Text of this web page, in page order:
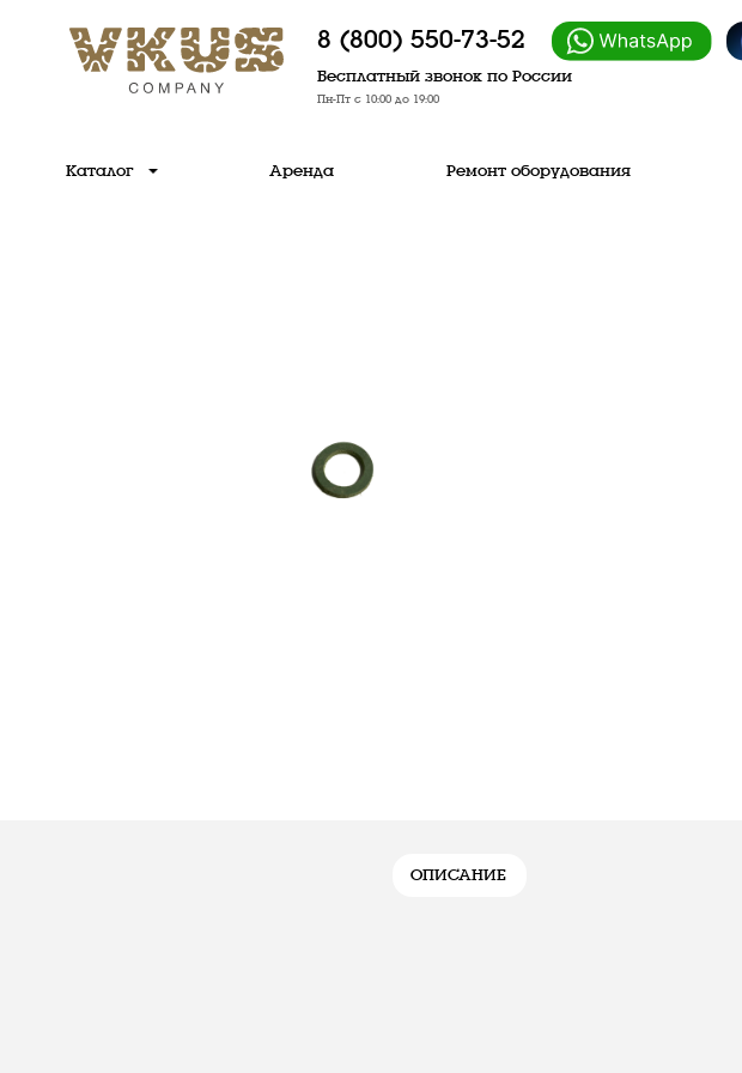
8 (800) 550-73-52
Бесплатный звонок по России
Пн-Пт с 10:00 до 19:00
Каталог Аренда Ремонт оборудования
ОПИСАНИЕ